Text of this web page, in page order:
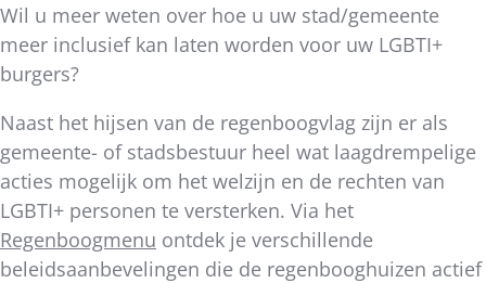
Wil u meer weten over hoe u uw stad/gemeente
meer inclusief kan laten worden voor uw LGBTI+
burgers?
Naast het hijsen van de regenboogvlag zijn er als
gemeente- of stadsbestuur heel wat laagdrempelige
acties mogelijk om het welzijn en de rechten van
LGBTI+ personen te versterken. Via het
Regenboogmenu ontdek je verschillende
beleidsaanbevelingen die de regenbooghuizen actief